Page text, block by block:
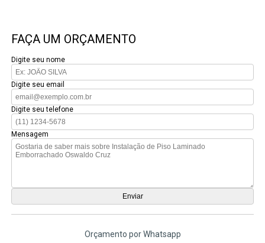
FAÇA UM ORÇAMENTO
Digite seu nome
Digite seu email
Digite seu telefone
Mensagem
Orçamento por Whatsapp